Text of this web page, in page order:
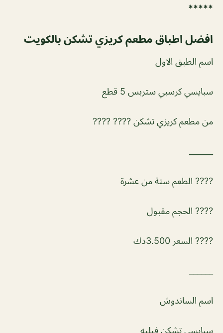
*****
افضل اطباق مطعم كريزي تشكن بالكويت
اسم الطبق الاول
سبايسي كرسبي ستربس 5 قطع
من مطعم كريزي تشكن ???? ????
???? الطعم ستة من عشرة
???? الحجم مقبول
???? السعر 3.500دك
اسم الساندوش
سبايسي تشكن فيليه